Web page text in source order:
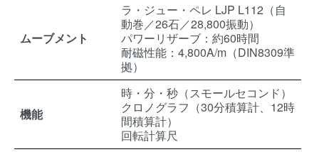
ムーブメント
ラ・ジュー・ペレ LJP L112（自
動巻／26石／28,800振動）
パワーリザーブ：約60時間
耐磁性能：4,800A/m（DIN8309準
拠）
機能
時・分・秒（スモールセコンド）
クロノグラフ（30分積算計、12時
間積算計）
回転計算尺